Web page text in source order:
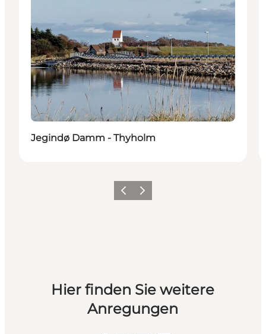
Jegindø Damm - Thyholm
Vorherige Folie
Nächste Folie
Hier finden Sie weitere
Anregungen